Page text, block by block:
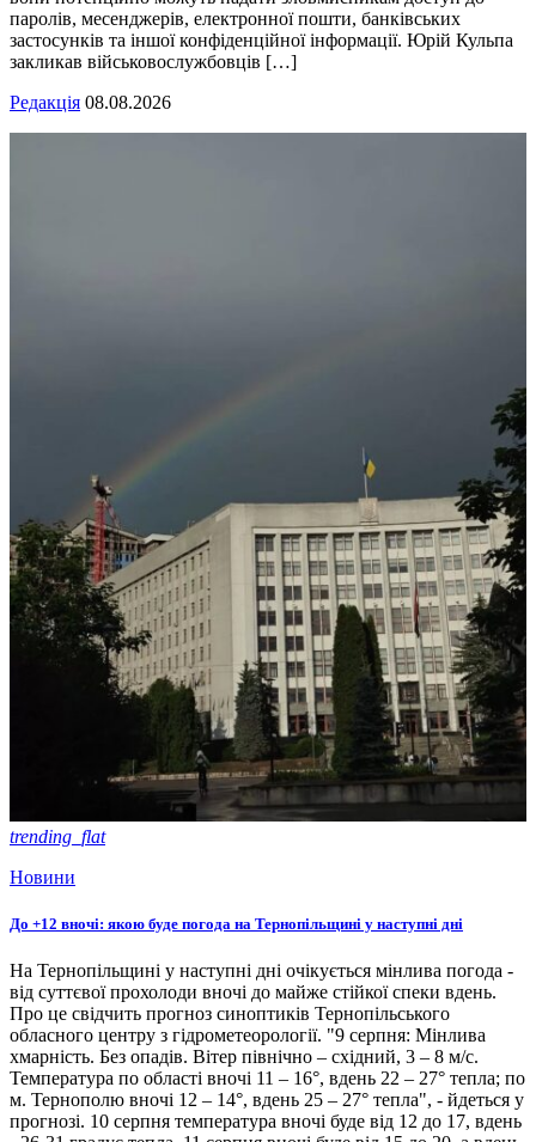
паролів, месенджерів, електронної пошти, банківських
застосунків та іншої конфіденційної інформації. Юрій Кульпа
закликав військовослужбовців […]
Редакція 08.08.2026
trending_flat
Новини
До +12 вночі: якою буде погода на Тернопільщині у наступні дні
На Тернопільщині у наступні дні очікується мінлива погода -
від суттєвої прохолоди вночі до майже стійкої спеки вдень.
Про це свідчить прогноз синоптиків Тернопільського
обласного центру з гідрометеорології. "9 серпня: Мінлива
хмарність. Без опадів. Вітер північно – східний, 3 – 8 м/с.
Температура по області вночі 11 – 16°, вдень 22 – 27° тепла; по
м. Тернополю вночі 12 – 14°, вдень 25 – 27° тепла", - йдеться у
прогнозі. 10 серпня температура вночі буде від 12 до 17, вдень